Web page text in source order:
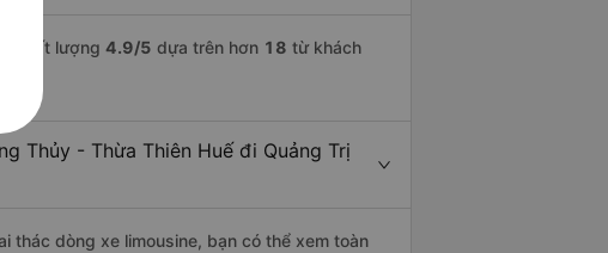
chất lượng 4.9/5 dựa trên hơn 18 từ khách
Thủy - Thừa Thiên Huế đi Quảng Trị
thác dòng xe limousine, bạn có thể xem toàn